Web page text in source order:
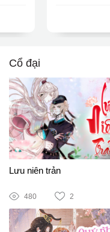
Cổ đại
Lưu niên trản
480 2